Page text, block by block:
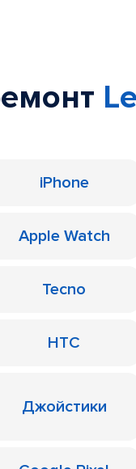
iPhone
Apple Watch
Tecno
HTC
Джойстики